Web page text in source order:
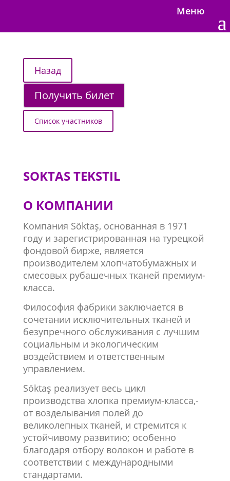
Меню
Получить билет
Список участников
SOKTAS TEKSTIL
О КОМПАНИИ
Компания Söktaş, основанная в 1971
году и зарегистрированная на турецкой
фондовой бирже, является
производителем хлопчатобумажных и
смесовых рубашечных тканей премиум-
класса.
Философия фабрики заключается в
сочетании исключительных тканей и
безупречного обслуживания с лучшим
социальным и экологическим
воздействием и ответственным
управлением.
Söktaş реализует весь цикл
производства хлопка премиум-класса,-
от возделывания полей до
великолепных тканей, и стремится к
устойчивому развитию; особенно
благодаря отбору волокон и работе в
соответствии с международными
стандартами.